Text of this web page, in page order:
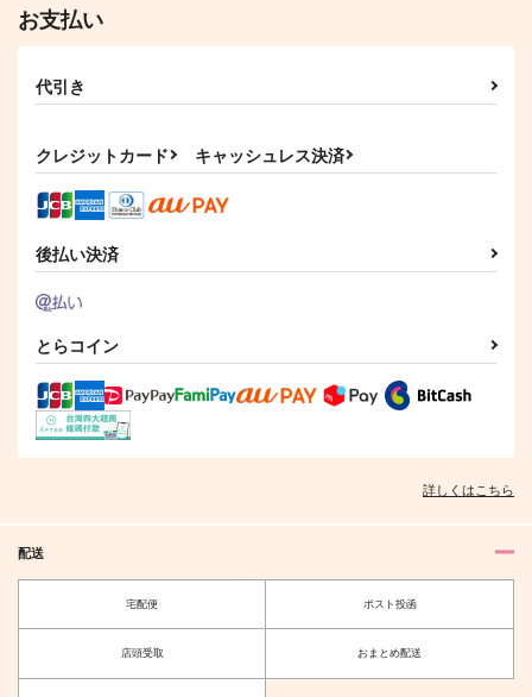
お支払い
代引き
クレジットカード キャッシュレス決済
後払い決済
とらコイン
詳しくはこちら
配送
宅配便 ポスト投函
店頭受取 おまとめ配送